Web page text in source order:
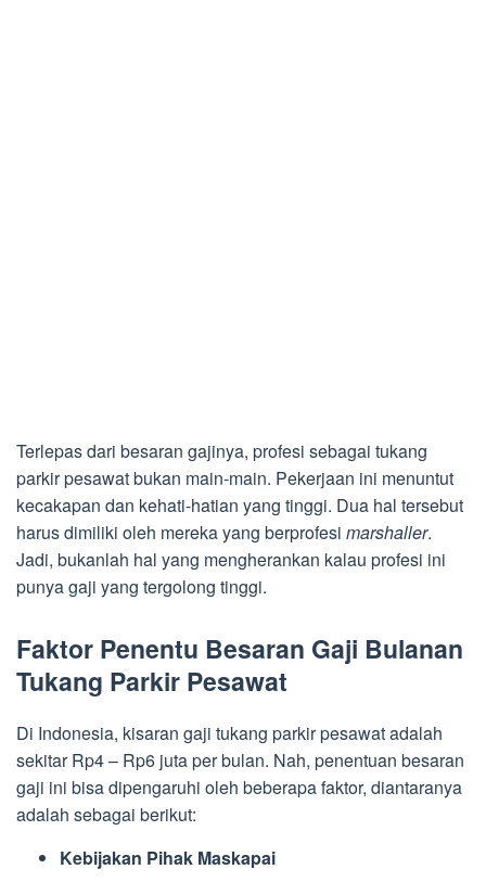
Terlepas dari besaran gajinya, profesi sebagai tukang
parkir pesawat bukan main-main. Pekerjaan ini menuntut
kecakapan dan kehati-hatian yang tinggi. Dua hal tersebut
harus dimiliki oleh mereka yang berprofesi marshaller.
Jadi, bukanlah hal yang mengherankan kalau profesi ini
punya gaji yang tergolong tinggi.
Faktor Penentu Besaran Gaji Bulanan
Tukang Parkir Pesawat
Di Indonesia, kisaran gaji tukang parkir pesawat adalah
sekitar Rp4 – Rp6 juta per bulan. Nah, penentuan besaran
gaji ini bisa dipengaruhi oleh beberapa faktor, diantaranya
adalah sebagai berikut:
Kebijakan Pihak Maskapai